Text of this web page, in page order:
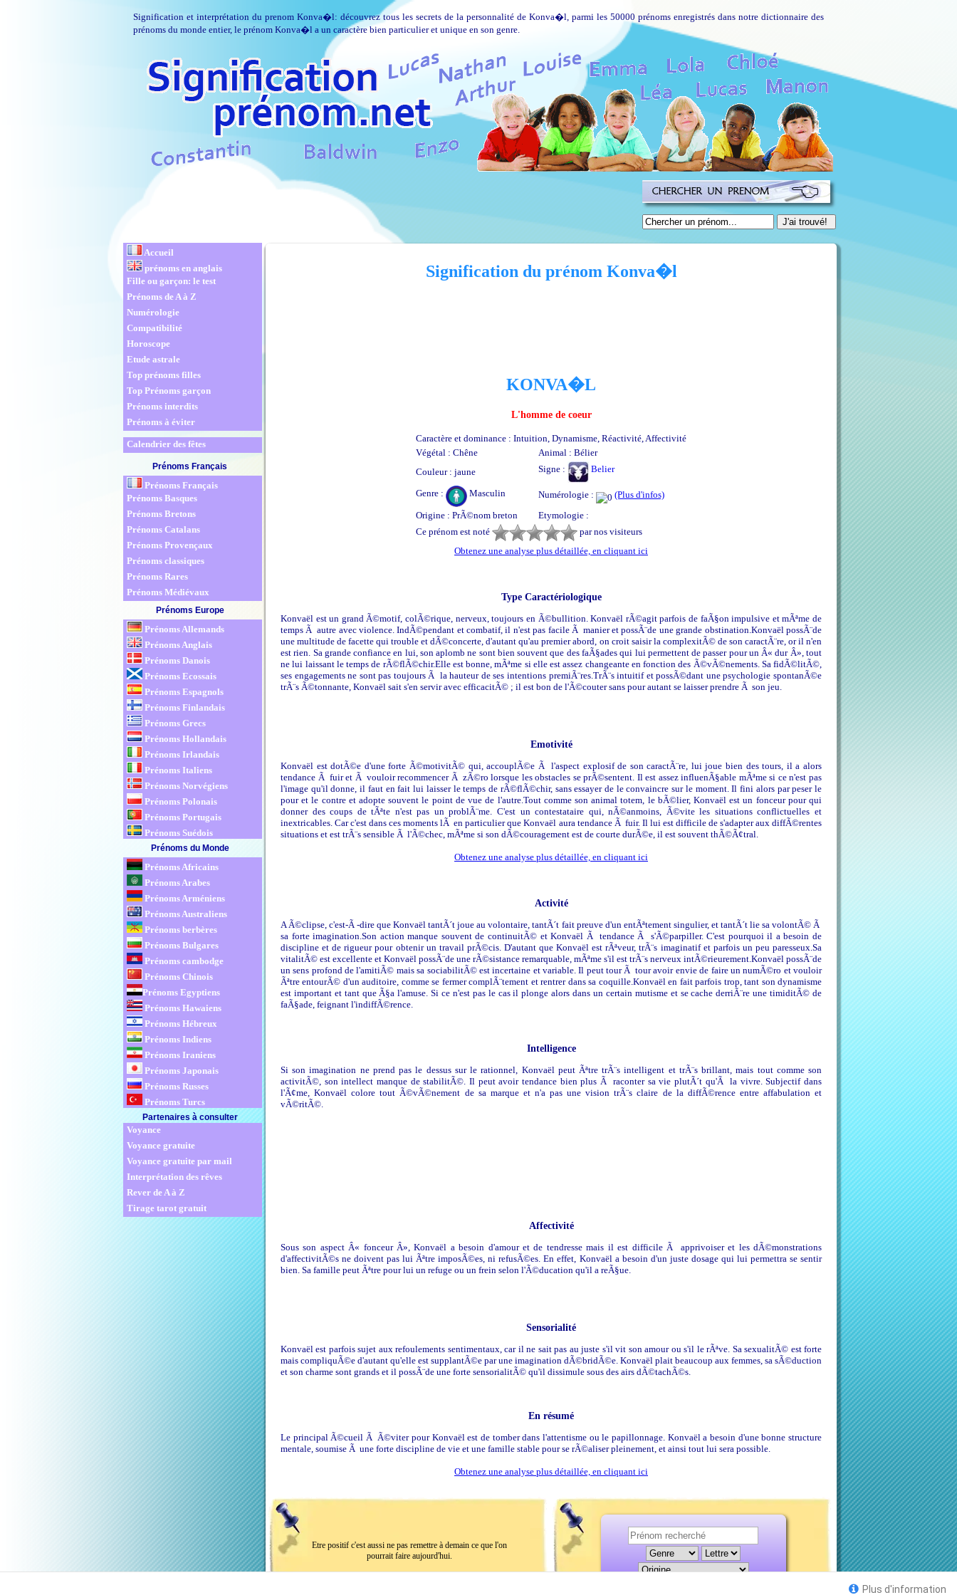
Signification et interprétation du prenom Konva�l: découvrez tous les secrets de la personnalité de Konva�l, parmi les 50000 prénoms enregistrés dans notre dictionnaire des
prénoms du monde entier, le prénom Konva�l a un caractère bien particulier et unique en son genre.
Accueil
prénoms en anglais
Fille ou garçon: le test
Prénoms de A à Z
Numérologie
Compatibilité
Horoscope
Etude astrale
Top prénoms filles
Top Prénoms garçon
Prénoms interdits
Prénoms à éviter
Calendrier des fêtes
Prénoms Français
Prénoms Français
Prénoms Basques
Prénoms Bretons
Prénoms Catalans
Prénoms Provençaux
Prénoms classiques
Prénoms Rares
Prénoms Médiévaux
Prénoms Europe
Prénoms Allemands
Prénoms Anglais
Prénoms Danois
Prénoms Ecossais
Prénoms Espagnols
Prénoms Finlandais
Prénoms Grecs
Prénoms Hollandais
Prénoms Irlandais
Prénoms Italiens
Prénoms Norvégiens
Prénoms Polonais
Prénoms Portugais
Prénoms Suédois
Prénoms du Monde
Prénoms Africains
Prénoms Arabes
Prénoms Arméniens
Prénoms Australiens
Prénoms berbères
Prénoms Bulgares
Prénoms cambodge
Prénoms Chinois
Prénoms Egyptiens
Prénoms Hawaiens
Prénoms Hébreux
Prénoms Indiens
Prénoms Iraniens
Prénoms Japonais
Prénoms Russes
Prénoms Turcs
Partenaires à consulter
Voyance
Voyance gratuite
Voyance gratuite par mail
Interprétation des rêves
Rever de A à Z
Tirage tarot gratuit
Signification du prénom Konva�l
KONVA�L
L'homme de coeur
Caractère et dominance : Intuition, Dynamisme, Réactivité, Affectivité
Végétal : Chêne
Animal : Bélier
Couleur : jaune
Signe : Belier
Genre : Masculin Numérologie :
(Plus d'infos)
Origine : PrÃ©nom breton
Etymologie :
Ce prénom est noté
par nos visiteurs
Obtenez une analyse plus détaillée, en cliquant ici
Type Caractériologique
Konvaël est un grand Ã©motif, colÃ©rique, nerveux, toujours en Ã©bullition. Konvaël rÃ©agit parfois de faÃ§on impulsive et mÃªme de
temps Ã autre avec violence. IndÃ©pendant et combatif, il n'est pas facile Ã manier et possÃ¨de une grande obstination.Konvaël possÃ¨de
une multitude de facette qui trouble et dÃ©concerte, d'autant qu'au premier abord, on croit saisir la complexitÃ© de son caractÃ¨re, or il n'en
est rien. Sa grande confiance en lui, son aplomb ne sont bien souvent que des faÃ§ades qui lui permettent de passer pour un Â« dur Â», tout
ne lui laissant le temps de rÃ©flÃ©chir.Elle est bonne, mÃªme si elle est assez changeante en fonction des Ã©vÃ©nements. Sa fidÃ©litÃ©,
ses engagements ne sont pas toujours Ã la hauteur de ses intentions premiÃ¨res.TrÃ¨s intuitif et possÃ©dant une psychologie spontanÃ©e
trÃ¨s Ã©tonnante, Konvaël sait s'en servir avec efficacitÃ© ; il est bon de l'Ã©couter sans pour autant se laisser prendre Ã son jeu.
Emotivité
Konvaël est dotÃ©e d'une forte Ã©motivitÃ© qui, accouplÃ©e Ã l'aspect explosif de son caractÃ¨re, lui joue bien des tours, il a alors
tendance Ã fuir et Ã vouloir recommencer Ã zÃ©ro lorsque les obstacles se prÃ©sentent. Il est assez influenÃ§able mÃªme si ce n'est pas
l'image qu'il donne, il faut en fait lui laisser le temps de rÃ©flÃ©chir, sans essayer de le convaincre sur le moment. Il fini alors par peser le
pour et le contre et adopte souvent le point de vue de l'autre.Tout comme son animal totem, le bÃ©lier, Konvaël est un fonceur pour qui
donner des coups de tÃªte n'est pas un problÃ¨me. C'est un contestataire qui, nÃ©anmoins, Ã©vite les situations conflictuelles et
inextricables. Car c'est dans ces moments lÃ en particulier que Konvaël aura tendance Ã fuir. Il lui est difficile de s'adapter aux diffÃ©rentes
situations et est trÃ¨s sensible Ã l'Ã©chec, mÃªme si son dÃ©couragement est de courte durÃ©e, il est souvent thÃ©Ã¢tral.
Obtenez une analyse plus détaillée, en cliquant ici
Activité
A Ã©clipse, c'est-Ã -dire que Konvaël tantÃ´t joue au volontaire, tantÃ´t fait preuve d'un entÃªtement singulier, et tantÃ´t lie sa volontÃ© Ã
sa forte imagination.Son action manque souvent de continuitÃ© et Konvaël Ã tendance Ã s'Ã©parpiller. C'est pourquoi il a besoin de
discipline et de rigueur pour obtenir un travail prÃ©cis. D'autant que Konvaël est rÃªveur, trÃ¨s imaginatif et parfois un peu paresseux.Sa
vitalitÃ© est excellente et Konvaël possÃ¨de une rÃ©sistance remarquable, mÃªme s'il est trÃ¨s nerveux intÃ©rieurement.Konvaël possÃ¨de
un sens profond de l'amitiÃ© mais sa sociabilitÃ© est incertaine et variable. Il peut tour Ã tour avoir envie de faire un numÃ©ro et vouloir
Ãªtre entourÃ© d'un auditoire, comme se fermer complÃ¨tement et rentrer dans sa coquille.Konvaël en fait parfois trop, tant son dynamisme
est important et tant que Ã§a l'amuse. Si ce n'est pas le cas il plonge alors dans un certain mutisme et se cache derriÃ¨re une timiditÃ© de
faÃ§ade, feignant l'indiffÃ©rence.
Intelligence
Si son imagination ne prend pas le dessus sur le rationnel, Konvaël peut Ãªtre trÃ¨s intelligent et trÃ¨s brillant, mais tout comme son
activitÃ©, son intellect manque de stabilitÃ©. Il peut avoir tendance bien plus Ã raconter sa vie plutÃ´t qu'Ã la vivre. Subjectif dans
l'Ã¢me, Konvaël colore tout Ã©vÃ©nement de sa marque et n'a pas une vision trÃ¨s claire de la diffÃ©rence entre affabulation et
vÃ©ritÃ©.
Affectivité
Sous son aspect Â« fonceur Â», Konvaël a besoin d'amour et de tendresse mais il est difficile Ã apprivoiser et les dÃ©monstrations
d'affectivitÃ©s ne doivent pas lui Ãªtre imposÃ©es, ni refusÃ©es. En effet, Konvaël a besoin d'un juste dosage qui lui permettra se sentir
bien. Sa famille peut Ãªtre pour lui un refuge ou un frein selon l'Ã©ducation qu'il a reÃ§ue.
Sensorialité
Konvaël est parfois sujet aux refoulements sentimentaux, car il ne sait pas au juste s'il vit son amour ou s'il le rÃªve. Sa sexualitÃ© est forte
mais compliquÃ©e d'autant qu'elle est supplantÃ©e par une imagination dÃ©bridÃ©e. Konvaël plait beaucoup aux femmes, sa sÃ©duction
et son charme sont grands et il possÃ¨de une forte sensorialitÃ© qu'il dissimule sous des airs dÃ©tachÃ©s.
En résumé
Le principal Ã©cueil Ã Ã©viter pour Konvaël est de tomber dans l'attentisme ou le papillonnage. Konvaël a besoin d'une bonne structure
mentale, soumise Ã une forte discipline de vie et une famille stable pour se rÃ©aliser pleinement, et ainsi tout lui sera possible.
Obtenez une analyse plus détaillée, en cliquant ici
Plus d'information